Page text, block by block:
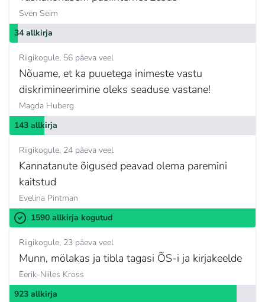
Sven Seim
34 allkirja
Riigikogule 56 päeva veel
Nõuame, et ka puuetega inimeste vastu
diskrimineerimine oleks seaduse vastane!
Magda Huberg
143 allkirja
Riigikogule 24 päeva veel
Kannatanute õigused peavad olema paremini
kaitstud
Evelina Pintman
1590 allkirja kogutud
Riigikogule 23 päeva veel
Munn, mölakas ja tibla tagasi ÕS-i ja kirjakeelde
Eerik-Niiles Kross
923 allkirja